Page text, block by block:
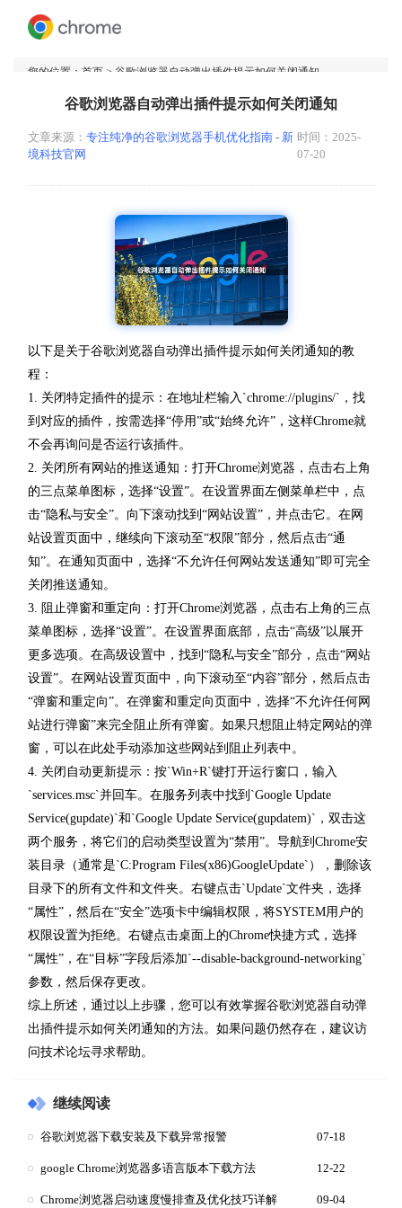
您的位置： 首页 > 谷歌浏览器自动弹出插件提示如何关闭通知
谷歌浏览器自动弹出插件提示如何关闭通知
文章来源： 专注纯净的谷歌浏览器手机优化指南 - 新
境科技官网
时间：2025-
07-20
以下是关于谷歌浏览器自动弹出插件提示如何关闭通知的教
程：
1. 关闭特定插件的提示：在地址栏输入`chrome://plugins/`，找
到对应的插件，按需选择“停用”或“始终允许”，这样Chrome就
不会再询问是否运行该插件。
2. 关闭所有网站的推送通知：打开Chrome浏览器，点击右上角
的三点菜单图标，选择“设置”。在设置界面左侧菜单栏中，点
击“隐私与安全”。向下滚动找到“网站设置”，并点击它。在网
站设置页面中，继续向下滚动至“权限”部分，然后点击“通
知”。在通知页面中，选择“不允许任何网站发送通知”即可完全
关闭推送通知。
3. 阻止弹窗和重定向：打开Chrome浏览器，点击右上角的三点
菜单图标，选择“设置”。在设置界面底部，点击“高级”以展开
更多选项。在高级设置中，找到“隐私与安全”部分，点击“网站
设置”。在网站设置页面中，向下滚动至“内容”部分，然后点击
“弹窗和重定向”。在弹窗和重定向页面中，选择“不允许任何网
站进行弹窗”来完全阻止所有弹窗。如果只想阻止特定网站的弹
窗，可以在此处手动添加这些网站到阻止列表中。
4. 关闭自动更新提示：按`Win+R`键打开运行窗口，输入
`services.msc`并回车。在服务列表中找到`Google Update
Service(gupdate)`和`Google Update Service(gupdatem)`，双击这
两个服务，将它们的启动类型设置为“禁用”。导航到Chrome安
装目录（通常是`C:Program Files(x86)GoogleUpdate`），删除该
目录下的所有文件和文件夹。右键点击`Update`文件夹，选择
“属性”，然后在“安全”选项卡中编辑权限，将SYSTEM用户的
权限设置为拒绝。右键点击桌面上的Chrome快捷方式，选择
“属性”，在“目标”字段后添加`--disable-background-networking`
参数，然后保存更改。
综上所述，通过以上步骤，您可以有效掌握谷歌浏览器自动弹
出插件提示如何关闭通知的方法。如果问题仍然存在，建议访
问技术论坛寻求帮助。
继续阅读
谷歌浏览器下载安装及下载异常报警 07-18
google Chrome浏览器多语言版本下载方法 12-22
Chrome浏览器启动速度慢排查及优化技巧详解 09-04